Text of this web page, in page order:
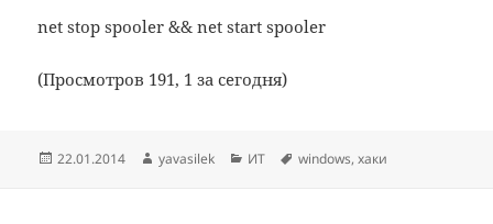
net stop spooler && net start spooler
(Просмотров 191, 1 за сегодня)
Опубликовано
22.01.2014 Автор
yavasilek Рубрики
ИТ Метки
windows,хаки